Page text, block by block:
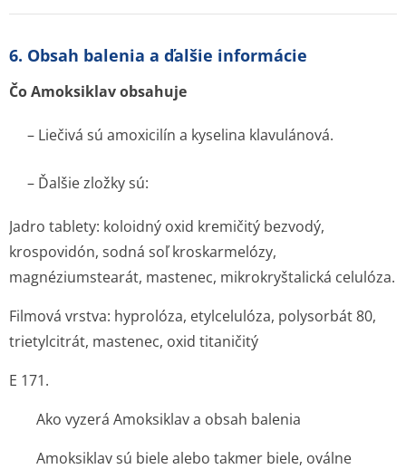
6. Obsah balenia a ďalšie informácie
Čo Amoksiklav obsahuje
– Liečivá sú amoxicilín a kyselina klavulánová.
– Ďalšie zložky sú:
Jadro tablety: koloidný oxid kremičitý bezvodý,
krospovidón, sodná soľ kroskarmelózy,
magnéziumstearát, mastenec, mikrokryštalická celulóza.
Filmová vrstva: hyprolóza, etylcelulóza, polysorbát 80,
trietylcitrát, mastenec, oxid titaničitý
E 171.
Ako vyzerá Amoksiklav a obsah balenia
Amoksiklav sú biele alebo takmer biele, oválne